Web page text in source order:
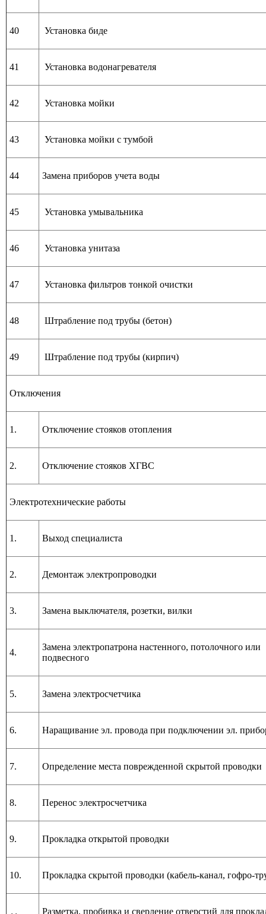
40 Установка биде
41 Установка водонагревателя
42 Установка мойки
43 Установка мойки с тумбой
44 Замена приборов учета воды
45 Установка умывальника
46 Установка унитаза
47 Установка фильтров тонкой очистки
48 Штрабление под трубы (бетон)
49 Штрабление под трубы (кирпич)
Отключения
1. Отключение стояков отопления
2. Отключение стояков ХГВС
Электротехнические работы
1. Выход специалиста
2. Демонтаж электропроводки
3. Замена выключателя, розетки, вилки
4.
Замена электропатрона настенного, потолочного или
подвесного
5. Замена электросчетчика
6. Наращивание эл. провода при подключении эл.
7. Определение места поврежденной скрытой проводки
8. Перенос электросчетчика
9. Прокладка открытой проводки
10. Прокладка скрытой проводки (кабель-канал, гофро-
Разметка, пробивка и сверление отверстий для